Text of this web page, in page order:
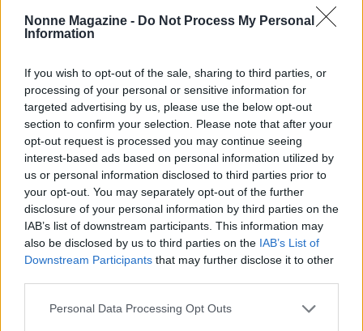
Nonne Magazine - Do Not Process My Personal
Information
If you wish to opt-out of the sale, sharing to third parties, or
processing of your personal or sensitive information for
targeted advertising by us, please use the below opt-out
section to confirm your selection. Please note that after your
opt-out request is processed you may continue seeing
interest-based ads based on personal information utilized by
us or personal information disclosed to third parties prior to
your opt-out. You may separately opt-out of the further
disclosure of your personal information by third parties on the
IAB’s list of downstream participants. This information may
also be disclosed by us to third parties on the IAB’s List of
Downstream Participants that may further disclose it to other
Please note that this website/app uses one or more Google
Personal Data Processing Opt Outs
AUTORE
AiAdhubMedia